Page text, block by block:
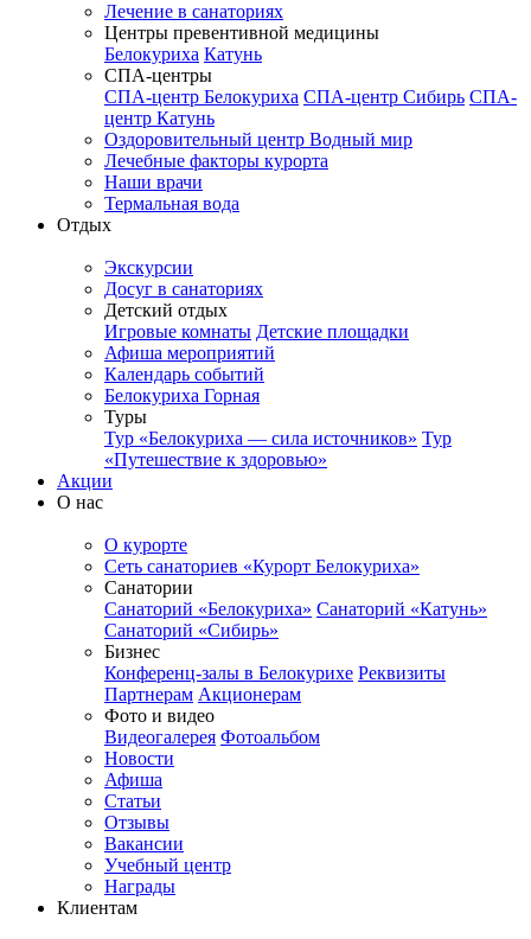
Лечение в санаториях
Центры превентивной медицины
Белокуриха Катунь
СПА-центры
СПА-центр Белокуриха СПА-центр Сибирь СПА-
центр Катунь
Оздоровительный центр Водный мир
Лечебные факторы курорта
Наши врачи
Термальная вода
Отдых
Экскурсии
Досуг в санаториях
Детский отдых
Игровые комнаты Детские площадки
Афиша мероприятий
Календарь событий
Белокуриха Горная
Туры
Тур «Белокуриха — сила источников» Тур
«Путешествие к здоровью»
Акции
О нас
О курорте
Сеть санаториев «Курорт Белокуриха»
Санатории
Санаторий «Белокуриха» Санаторий «Катунь»
Санаторий «Сибирь»
Бизнес
Конференц-залы в Белокурихе Реквизиты
Партнерам Акционерам
Фото и видео
Видеогалерея Фотоальбом
Новости
Афиша
Статьи
Отзывы
Вакансии
Учебный центр
Награды
Клиентам